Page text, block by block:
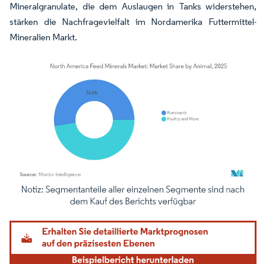
Mineralgranulate, die dem Auslaugen in Tanks widerstehen,
stärken die Nachfragevielfalt im Nordamerika Futtermittel-
Mineralien Markt.
Bild © Mordor Intelligence. Wiederverwendung erfordert Namensnennung